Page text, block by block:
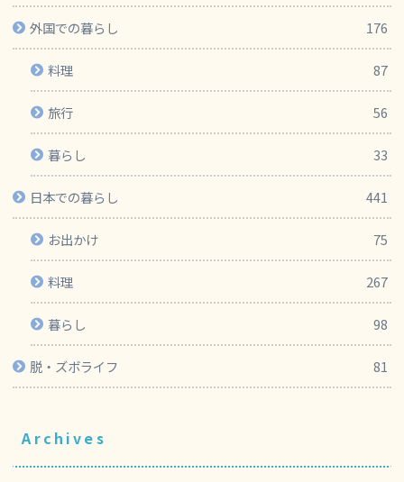
外国での暮らし 176
料理 87
旅行 56
暮らし 33
日本での暮らし 441
お出かけ 75
料理 267
暮らし 98
脱・ズボライフ 81
Archives